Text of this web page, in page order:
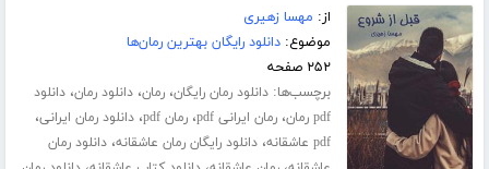
از: مهسا زهیری
موضوع:دانلود رایگان بهترین رمان‌ها
۲۵۲ صفحه
برچسب‌ها:دانلود رمان رایگان،رمان،دانلود رمان،دانلود
pdf رمان
،رمان ایرانی pdf ،رمان pdf ،دانلود رمان ایرانی،
pdf عاشقانه ،دانلود رایگان رمان عاشقانه،دانلود رمان